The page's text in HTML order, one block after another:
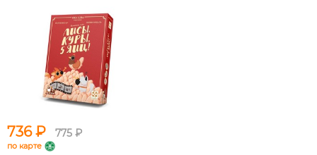
736 ₽ 775 ₽
по карте